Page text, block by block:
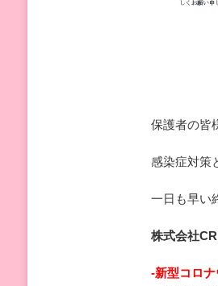
保護者の皆
感染症対策
一日も早い
株式会社
-新型コロ